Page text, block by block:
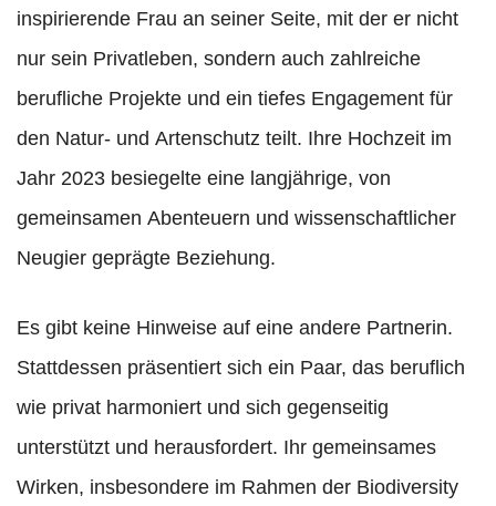
inspirierende Frau an seiner Seite, mit der er nicht
nur sein Privatleben, sondern auch zahlreiche
berufliche Projekte und ein tiefes Engagement für
den Natur- und Artenschutz teilt. Ihre Hochzeit im
Jahr 2023 besiegelte eine langjährige, von
gemeinsamen Abenteuern und wissenschaftlicher
Neugier geprägte Beziehung.
Es gibt keine Hinweise auf eine andere Partnerin.
Stattdessen präsentiert sich ein Paar, das beruflich
wie privat harmoniert und sich gegenseitig
unterstützt und herausfordert. Ihr gemeinsames
Wirken, insbesondere im Rahmen der Biodiversity